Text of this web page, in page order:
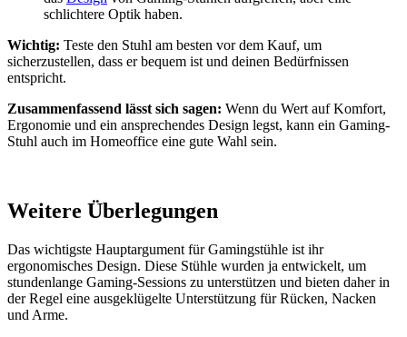
schlichtere Optik haben.
Wichtig: Teste den Stuhl am besten vor dem Kauf, um
sicherzustellen, dass er bequem ist und deinen Bedürfnissen
entspricht.
Zusammenfassend lässt sich sagen: Wenn du Wert auf Komfort,
Ergonomie und ein ansprechendes Design legst, kann ein Gaming-
Stuhl auch im Homeoffice eine gute Wahl sein.
Weitere Überlegungen
Das wichtigste Hauptargument für Gamingstühle ist ihr
ergonomisches Design. Diese Stühle wurden ja entwickelt, um
stundenlange Gaming-Sessions zu unterstützen und bieten daher in
der Regel eine ausgeklügelte Unterstützung für Rücken, Nacken
und Arme.